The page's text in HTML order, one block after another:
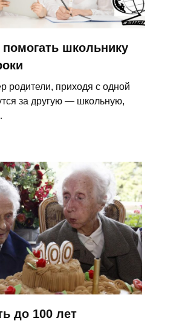
школьнику
родители, приходя с одной
за другую — школьную,
до 100 лет